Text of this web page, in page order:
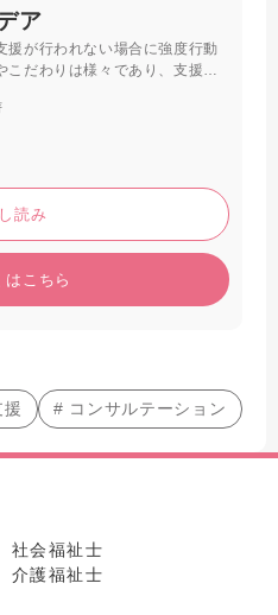
ア
援が行われない場合に強度行動
こだわりは様々であり、支援者
ム支援などのヒントやアイデ
読み
はこちら
# コンサルテーション
社会福祉士
介護福祉士